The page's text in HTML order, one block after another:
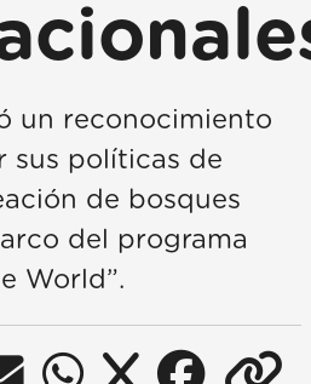
un reconocimiento
sus políticas de
de bosques
del programa
World”.